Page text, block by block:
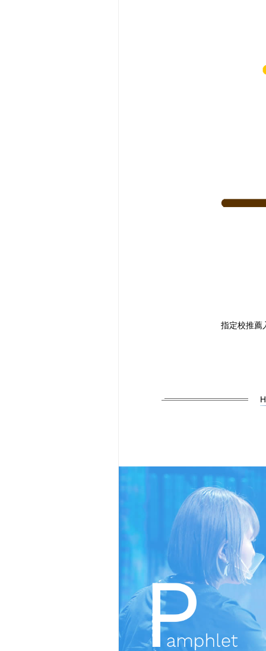
指定校推薦